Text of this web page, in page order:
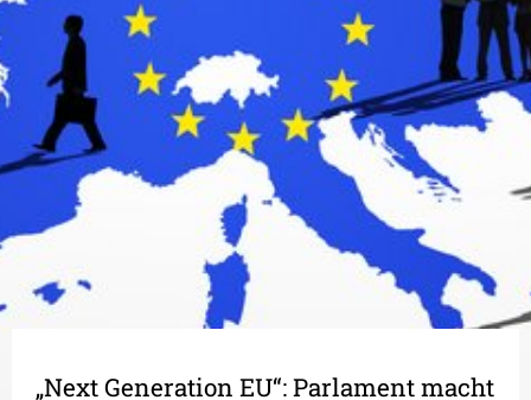
„Next Generation EU“: Parlament macht